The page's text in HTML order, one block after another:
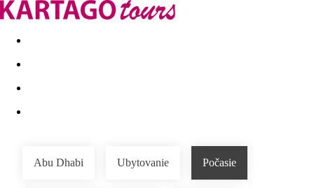
Last minute Dovolenkové kluby
Abu Dhabi Ubytovanie Počasie